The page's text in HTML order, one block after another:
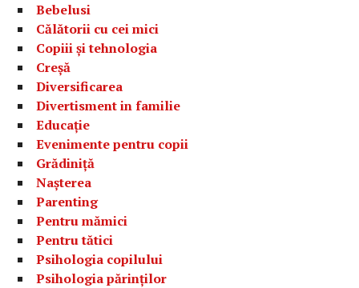
Bebelusi
Călătorii cu cei mici
Copiii și tehnologia
Creșă
Diversificarea
Divertisment in familie
Educație
Evenimente pentru copii
Grădiniță
Nașterea
Parenting
Pentru mămici
Pentru tătici
Psihologia copilului
Psihologia părinților